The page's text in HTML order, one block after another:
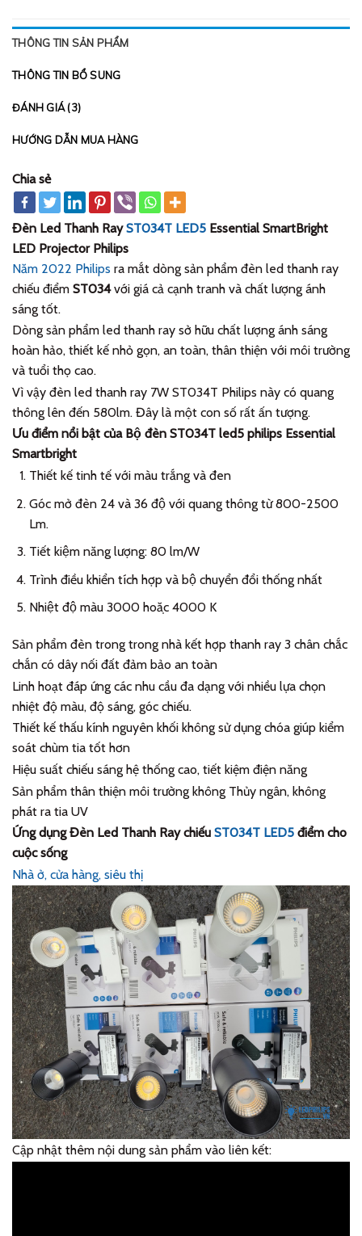
THÔNG TIN SẢN PHẨM
THÔNG TIN BỔ SUNG
ĐÁNH GIÁ (3)
HƯỚNG DẪN MUA HÀNG
Chia sẻ
Đèn Led Thanh RayST034T LED5 Essential SmartBright
LED Projector Philips
Năm 2022 Philips ra mắt dòng sản phẩm đèn led thanh ray
chiếu điểm ST034với giá cả cạnh tranh và chất lượng ánh
sáng tốt.
Dòng sản phẩm led thanh ray sở hữu chất lượng ánh sáng
hoàn hảo, thiết kế nhỏ gọn, an toàn, thân thiện với môi trường
và tuổi thọ cao.
Vì vậy đèn led thanh ray 7W ST034T Philips này có quang
thông lên đến 580lm. Đây là một con số rất ấn tượng.
Ưu điểm nổi bật của Bộ đèn ST034T led5 philips Essential
Smartbright
Thiết kế tinh tế với màu trắng và đen
Góc mở đèn 24 và 36 độ với quang thông từ 800-2500
Lm.
Tiết kiệm năng lượng: 80 lm/W
Trình điều khiển tích hợp và bộ chuyển đổi thống nhất
Nhiệt độ màu 3000 hoặc 4000 K
Sản phẩm đèn trong trong nhà kết hợp thanh ray 3 chân chắc
chắn có dây nối đất đảm bảo an toàn
Linh hoạt đáp ứng các nhu cầu đa dạng với nhiều lựa chọn
nhiệt độ màu, độ sáng, góc chiếu.
Thiết kế thấu kính nguyên khối không sử dụng chóa giúp kiểm
soát chùm tia tốt hơn
Hiệu suất chiếu sáng hệ thống cao, tiết kiệm điện năng
Sản phẩm thân thiện môi trường không Thủy ngân, không
phát ra tia UV
Ứng dụng Đèn Led Thanh Ray chiếu ST034T LED5 điểm cho
cuộc sống
Nhà ở, cửa hàng, siêu thị
Cập nhật thêm nội dung sản phẩm vào liên kết: